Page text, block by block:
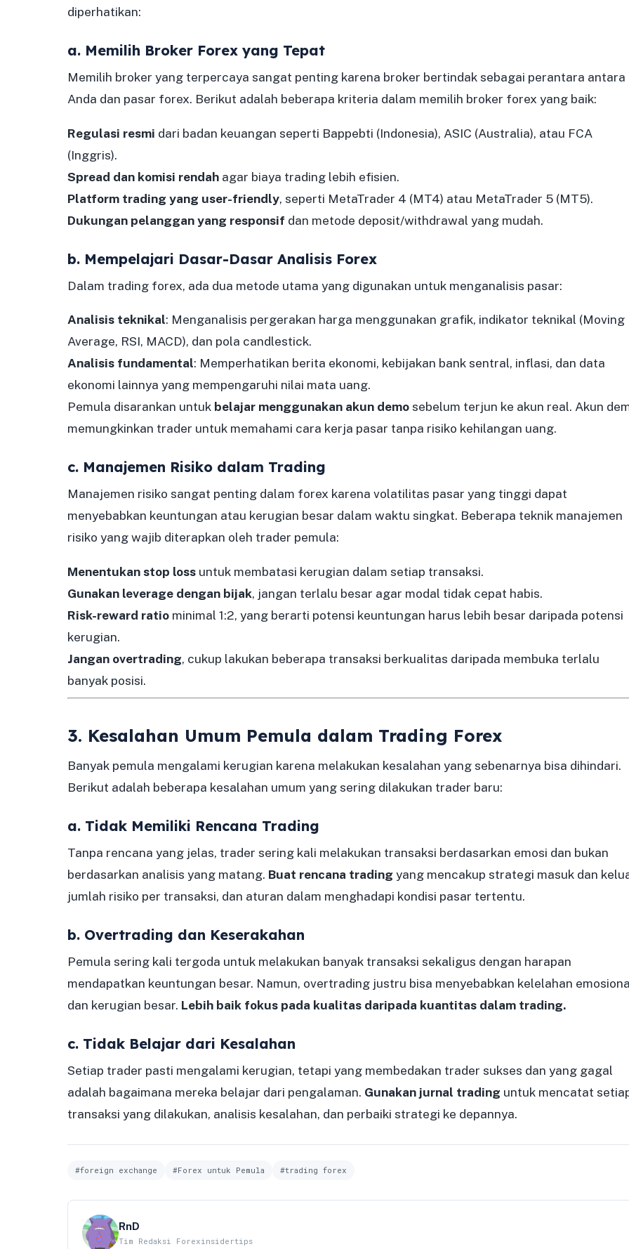
diperhatikan:
a. Memilih Broker Forex yang Tepat
Memilih broker yang terpercaya sangat penting karena broker bertindak sebagai perantara antara
Anda dan pasar forex. Berikut adalah beberapa kriteria dalam memilih broker forex yang baik:
Regulasi resmi dari badan keuangan seperti Bappebti (Indonesia), ASIC (Australia), atau FCA
(Inggris).
Spread dan komisi rendah agar biaya trading lebih efisien.
Platform trading yang user-friendly, seperti MetaTrader 4 (MT4) atau MetaTrader 5 (MT5).
Dukungan pelanggan yang responsif dan metode deposit/withdrawal yang mudah.
b. Mempelajari Dasar-Dasar Analisis Forex
Dalam trading forex, ada dua metode utama yang digunakan untuk menganalisis pasar:
Analisis teknikal: Menganalisis pergerakan harga menggunakan grafik, indikator teknikal (Moving
Average, RSI, MACD), dan pola candlestick.
Analisis fundamental: Memperhatikan berita ekonomi, kebijakan bank sentral, inflasi, dan data
ekonomi lainnya yang mempengaruhi nilai mata uang.
Pemula disarankan untuk belajar menggunakan akun demosebelum terjun ke akun real. Akun
memungkinkan trader untuk memahami cara kerja pasar tanpa risiko kehilangan uang.
c. Manajemen Risiko dalam Trading
Manajemen risiko sangat penting dalam forex karena volatilitas pasar yang tinggi dapat
menyebabkan keuntungan atau kerugian besar dalam waktu singkat. Beberapa teknik manajemen
risiko yang wajib diterapkan oleh trader pemula:
Menentukan stop loss untuk membatasi kerugian dalam setiap transaksi.
Gunakan leverage dengan bijak, jangan terlalu besar agar modal tidak cepat habis.
Risk-reward ratio minimal 1:2, yang berarti potensi keuntungan harus lebih besar daripada potensi
kerugian.
Jangan overtrading, cukup lakukan beberapa transaksi berkualitas daripada membuka terlalu
banyak posisi.
3. Kesalahan Umum Pemula dalam Trading Forex
Banyak pemula mengalami kerugian karena melakukan kesalahan yang sebenarnya bisa dihindari.
Berikut adalah beberapa kesalahan umum yang sering dilakukan trader baru:
a. Tidak Memiliki Rencana Trading
Tanpa rencana yang jelas, trader sering kali melakukan transaksi berdasarkan emosi dan bukan
berdasarkan analisis yang matang. Buat rencana trading yang mencakup strategi masuk dan
jumlah risiko per transaksi, dan aturan dalam menghadapi kondisi pasar tertentu.
b. Overtrading dan Keserakahan
Pemula sering kali tergoda untuk melakukan banyak transaksi sekaligus dengan harapan
mendapatkan keuntungan besar. Namun, overtrading justru bisa menyebabkan kelelahan
dan kerugian besar. Lebih baik fokus pada kualitas daripada kuantitas dalam trading.
c. Tidak Belajar dari Kesalahan
Setiap trader pasti mengalami kerugian, tetapi yang membedakan trader sukses dan yang gagal
adalah bagaimana mereka belajar dari pengalaman. Gunakan jurnal trading untuk mencatat
transaksi yang dilakukan, analisis kesalahan, dan perbaiki strategi ke depannya.
#foreign exchange #Forex untuk Pemula #trading forex
RnD
Tim Redaksi Forexinsidertips